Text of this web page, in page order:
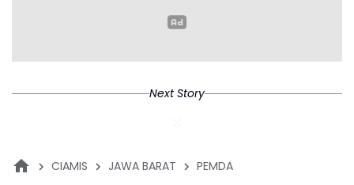
Next Story
CIAMIS JAWA BARAT PEMDA